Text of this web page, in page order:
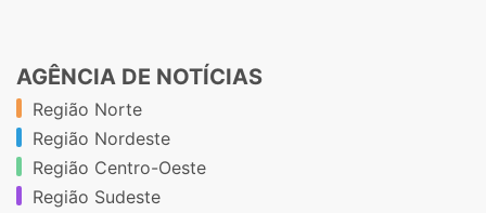
AGÊNCIA DE NOTÍCIAS
Região Norte
Região Nordeste
Região Centro-Oeste
Região Sudeste